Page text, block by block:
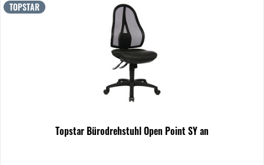
TOPSTAR
Topstar Bürodrehstuhl Open Point SY an